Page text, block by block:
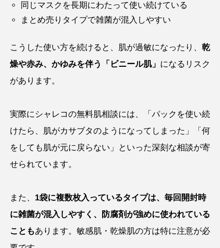
同じマスクを長期にわたって使い続けている
まとめ売りタイプで雑菌が混入しやすい
こうした使い方を続けると、肌が過敏になったり、 乾
燥や赤み、かゆみを伴う「ビニール肌」 になるリスク
があります。
実際にシャレコの無料肌相談には、「パックを使い続
けたら、肌がカサブタのようになってしまった」「何
をしても肌が元に戻らない」といった深刻な相談が寄
せられています。
また、 1袋に複数枚入っているタイプは、毎回開封時
に雑菌が混入しやすく、防腐剤が強めに使われている
こともあります。敏感肌・乾燥肌の方は特に注意が必